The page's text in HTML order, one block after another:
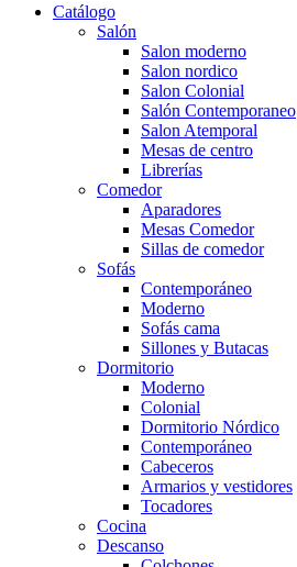
Catálogo
Salón
Salon moderno
Salon nordico
Salon Colonial
Salón Contemporaneo
Salon Atemporal
Mesas de centro
Librerías
Comedor
Aparadores
Mesas Comedor
Sillas de comedor
Sofás
Contemporáneo
Moderno
Sofás cama
Sillones y Butacas
Dormitorio
Moderno
Colonial
Dormitorio Nórdico
Contemporáneo
Cabeceros
Armarios y vestidores
Tocadores
Cocina
Descanso